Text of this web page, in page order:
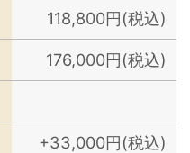
118,800円(税込)
176,000円(税込)
+33,000円(税込)